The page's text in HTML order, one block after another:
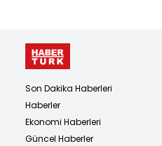
Son Dakika Haberleri
Haberler
Ekonomi Haberleri
Güncel Haberler